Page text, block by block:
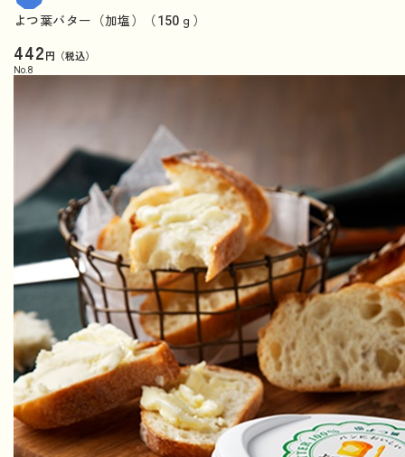
よつ葉バター（加塩）（150ｇ）
442円（税込）
No. 8